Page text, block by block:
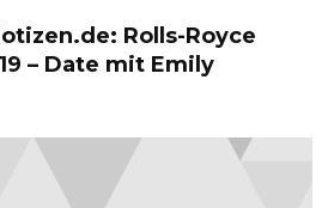
Rolls-Royce
– Date mit Emily